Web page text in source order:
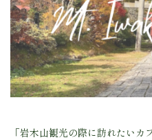
「岩木山観光の際に訪れたいカ